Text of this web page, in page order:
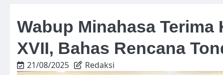
Wabup Minahasa
XVII, Bahas Rencana
21/08/2025 Redaksi